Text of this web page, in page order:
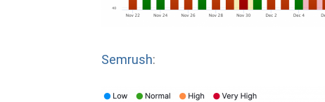
Semrush: